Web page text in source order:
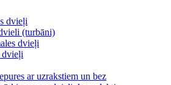
dvieļi
(turbāni)
dvieļi
dvieļi
ar uzrakstiem un bez